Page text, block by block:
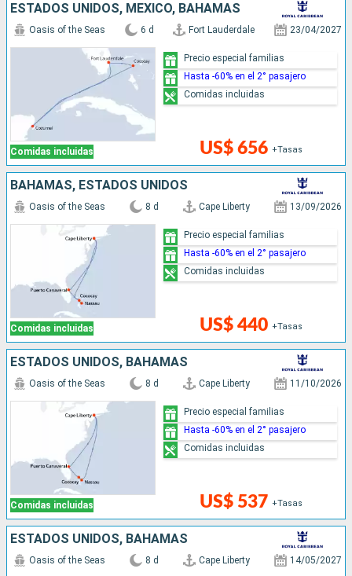
ESTADOS UNIDOS, MÉXICO, BAHAMAS
Comidas incluidas
Oasis of the Seas 6 d Fort Lauderdale 23/04/2027
US$ 656 +Tasas
Precio especial familias
Hasta -60% en el 2° pasajero
Comidas incluidas
BAHAMAS, ESTADOS UNIDOS
Comidas incluidas
Oasis of the Seas 8 d Cape Liberty 13/09/2026
US$ 440 +Tasas
Precio especial familias
Hasta -60% en el 2° pasajero
Comidas incluidas
ESTADOS UNIDOS, BAHAMAS
Comidas incluidas
Oasis of the Seas 8 d Cape Liberty 11/10/2026
US$ 537 +Tasas
Precio especial familias
Hasta -60% en el 2° pasajero
Comidas incluidas
ESTADOS UNIDOS, BAHAMAS
Oasis of the Seas 8 d Cape Liberty 14/05/2027